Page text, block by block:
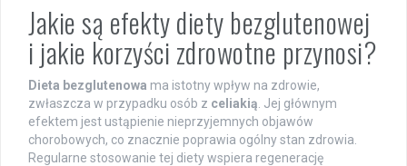
Jakie są efekty diety bezglutenowej
i jakie korzyści zdrowotne przynosi?
Dieta bezglutenowa ma istotny wpływ na zdrowie,
zwłaszcza w przypadku osób z celiakią . Jej głównym
efektem jest ustąpienie nieprzyjemnych objawów
chorobowych, co znacznie poprawia ogólny stan zdrowia.
Regularne stosowanie tej diety wspiera regenerację